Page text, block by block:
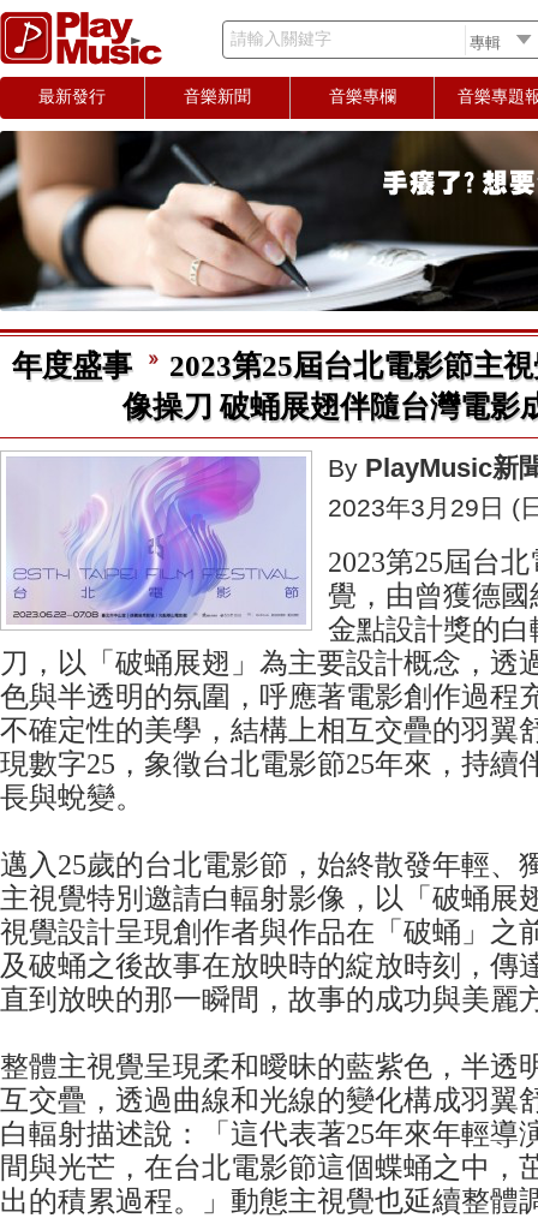
請輸入關鍵字
最新發行 音樂新聞 音樂專欄 音樂專題
年度盛事
2023第25屆台北電影節主
像操刀 破蛹展翅伴隨台灣電影
By PlayMusic新
2023年3月29日 (
2023第25屆台
覺，由曾獲德
金點設計獎的
刀，以「破蛹展翅」為主要設計概念，透
色與半透明的氛圍，呼應著電影創作過程
不確定性的美學，結構上相互交疊的羽翼
現數字25，象徵台北電影節25年來，持續
長與蛻變。
邁入25歲的台北電影節，始終散發年輕、
主視覺特別邀請白輻射影像，以「破蛹展
視覺設計呈現創作者與作品在「破蛹」之
及破蛹之後故事在放映時的綻放時刻，傳
直到放映的那一瞬間，故事的成功與美麗
整體主視覺呈現柔和曖昧的藍紫色，半透
互交疊，透過曲線和光線的變化構成羽翼
白輻射描述說：「這代表著25年來年輕導
間與光芒，在台北電影節這個蝶蛹之中，
出的積累過程。」動態主視覺也延續整體